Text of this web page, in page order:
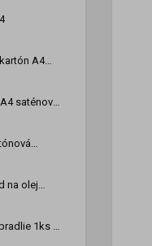
A4
saténový
na olej
1ks +